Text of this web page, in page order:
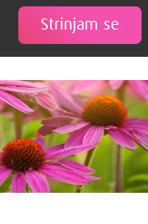
Strinjam se